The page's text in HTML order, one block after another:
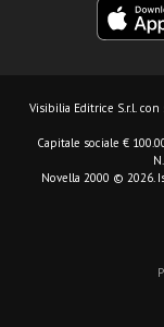
Visibilia Editrice S.r.l. con
Capitale sociale €
Novella 2000 © 2026.